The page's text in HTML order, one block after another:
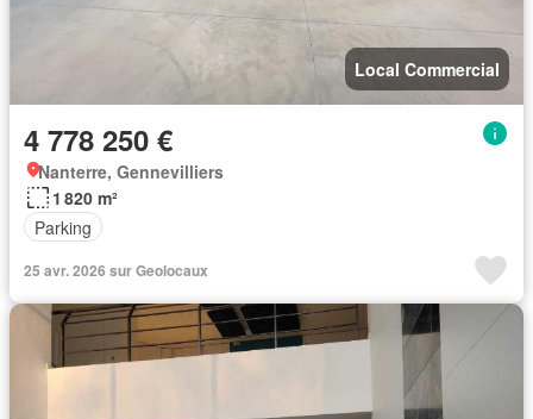
Local Commercial
4 778 250 €
Nanterre, Gennevilliers
1 820 m²
Parking
25 avr. 2026 sur Geolocaux